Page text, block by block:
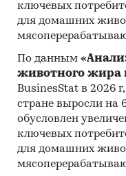
ключевых
для домашних
По данным
животного жира
BusinesStat в 2026
стране выросли на
обусловлен
ключевых
для домашних